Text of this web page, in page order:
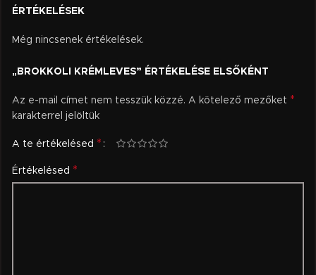
ÉRTÉKELÉSEK
Még nincsenek értékelések.
„BROKKOLI KRÉMLEVES” ÉRTÉKELÉSE ELSŐKÉNT
Az e-mail címet nem tesszük közzé. A kötelező mezőket *
karakterrel jelöltük
A te értékelésed *
Értékelésed *